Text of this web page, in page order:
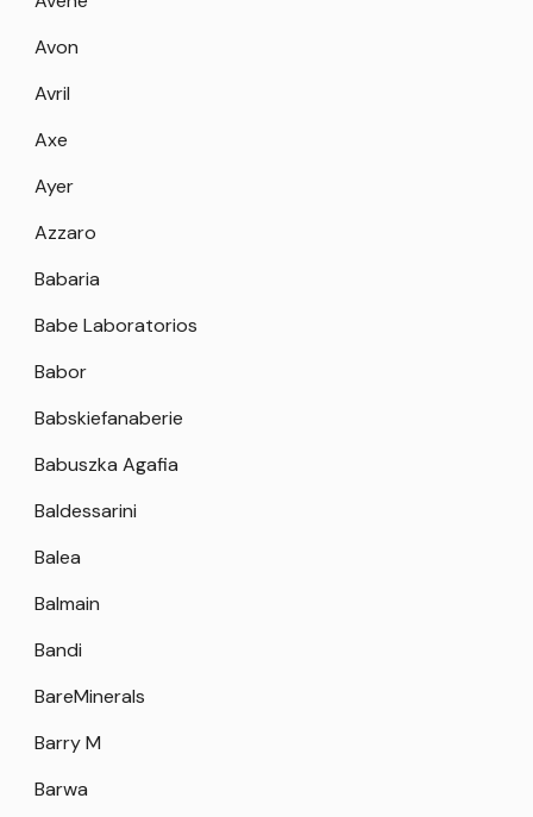
Avon
Avril
Axe
Ayer
Azzaro
Babaria
Babe Laboratorios
Babor
Babskiefanaberie
Babuszka Agafia
Baldessarini
Balea
Balmain
Bandi
BareMinerals
Barry M
Barwa